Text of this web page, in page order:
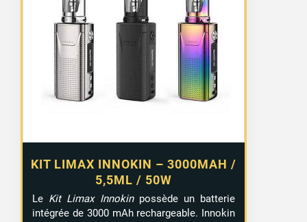
KIT LIMAX INNOKIN – 3000MAH /
5,5ML / 50W
Le Kit Limax Innokinpossède un batterie
intégrée de 3000 mAh rechargeable. Innokin